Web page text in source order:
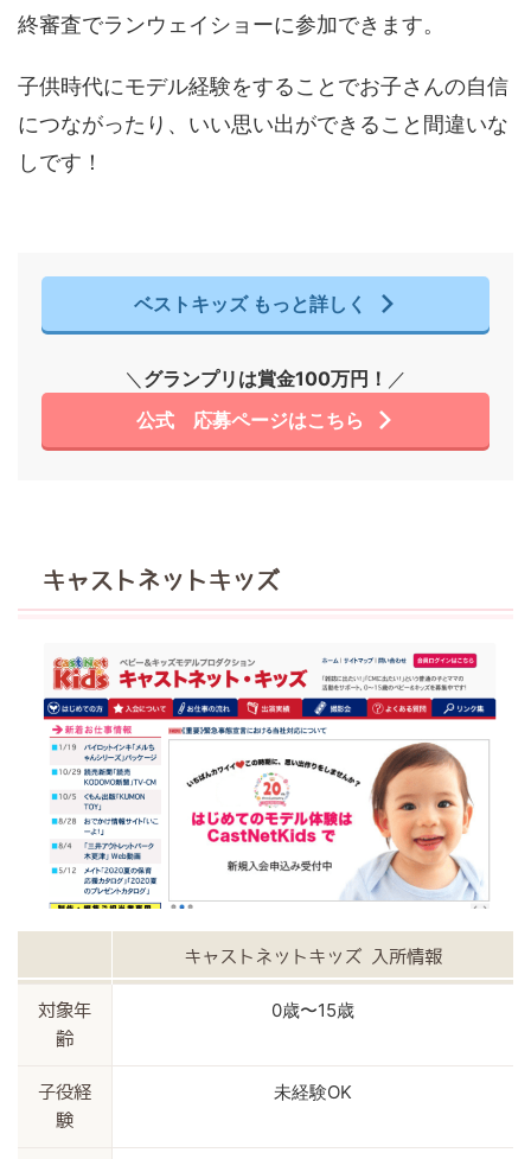
終審査でランウェイショーに参加できます。
子供時代にモデル経験をすることでお子さんの自信
につながったり、いい思い出ができること間違いな
しです！
ベストキッズ もっと詳しく
＼ グランプリは賞金100万円！ ／
公式 応募ページはこちら
キャストネットキッズ
キャストネットキッズ 入所情報
対象年
齢
0歳〜15歳
子役経
験
未経験OK